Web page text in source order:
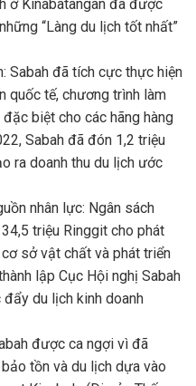
ở Kinabatangan đã được
“Làng du lịch tốt nhất”
Sabah đã tích cực thực hiện
quốc tế, chương trình làm
biệt cho các hãng hàng
Sabah đã đón 1,2 triệu
ra doanh thu du lịch ước
nhân lực: Ngân sách
triệu Ringgit cho phát
sở vật chất và phát triển
lập Cục Hội nghị Sabah
du lịch kinh doanh
được ca ngợi vì đã
tồn và du lịch dựa vào